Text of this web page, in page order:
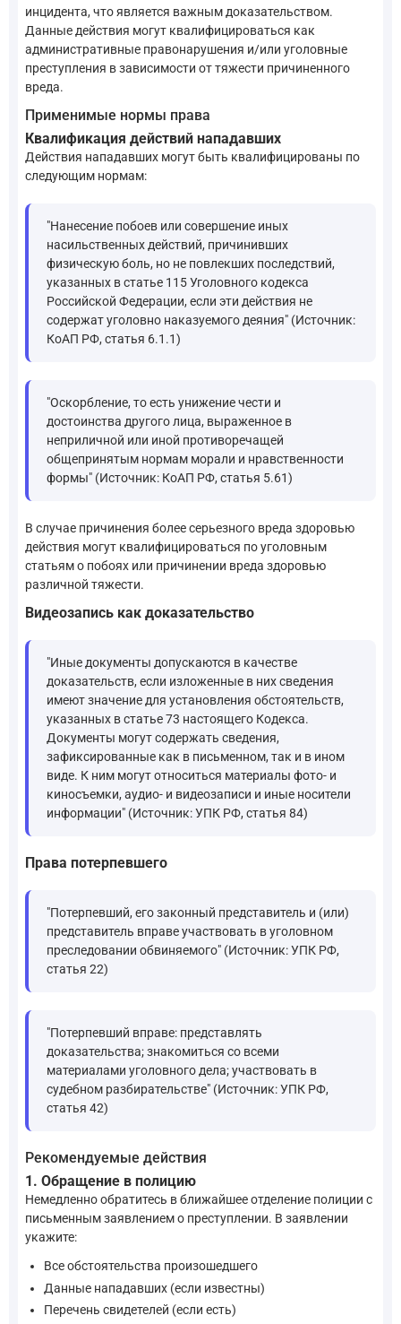
инцидента, что является важным доказательством.
Данные действия могут квалифицироваться как
административные правонарушения и/или уголовные
преступления в зависимости от тяжести причиненного
вреда.
Применимые нормы права
Квалификация действий нападавших
Действия нападавших могут быть квалифицированы по
следующим нормам:
"Нанесение побоев или совершение иных
насильственных действий, причинивших
физическую боль, но не повлекших последствий,
указанных в статье 115 Уголовного кодекса
Российской Федерации, если эти действия не
содержат уголовно наказуемого деяния" (Источник:
КоАП РФ, статья 6.1.1)
"Оскорбление, то есть унижение чести и
достоинства другого лица, выраженное в
неприличной или иной противоречащей
общепринятым нормам морали и нравственности
формы" (Источник: КоАП РФ, статья 5.61)
В случае причинения более серьезного вреда здоровью
действия могут квалифицироваться по уголовным
статьям о побоях или причинении вреда здоровью
различной тяжести.
Видеозапись как доказательство
"Иные документы допускаются в качестве
доказательств, если изложенные в них сведения
имеют значение для установления обстоятельств,
указанных в статье 73 настоящего Кодекса.
Документы могут содержать сведения,
зафиксированные как в письменном, так и в ином
виде. К ним могут относиться материалы фото- и
киносъемки, аудио- и видеозаписи и иные носители
информации" (Источник: УПК РФ, статья 84)
Права потерпевшего
"Потерпевший, его законный представитель и (или)
представитель вправе участвовать в уголовном
преследовании обвиняемого" (Источник: УПК РФ,
статья 22)
"Потерпевший вправе: представлять
доказательства; знакомиться со всеми
материалами уголовного дела; участвовать в
судебном разбирательстве" (Источник: УПК РФ,
статья 42)
Рекомендуемые действия
1. Обращение в полицию
Немедленно обратитесь в ближайшее отделение полиции с
письменным заявлением о преступлении. В заявлении
укажите:
Все обстоятельства произошедшего
Данные нападавших (если известны)
Перечень свидетелей (если есть)